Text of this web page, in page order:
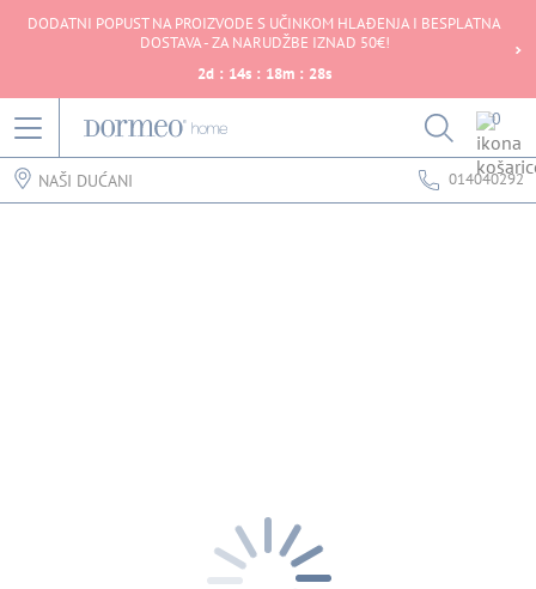
DODATNI POPUST NA PROIZVODE S UČINKOM HLAĐENJA I BESPLATNA
DOSTAVA - ZA NARUDŽBE IZNAD 50€!
2d : 14s : 18m : 28s
0
NAŠI DUĆANI 014040292